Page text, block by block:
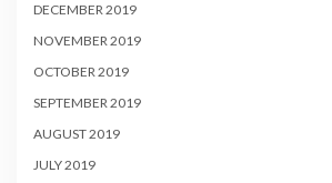
DECEMBER 2019
NOVEMBER 2019
OCTOBER 2019
SEPTEMBER 2019
AUGUST 2019
JULY 2019